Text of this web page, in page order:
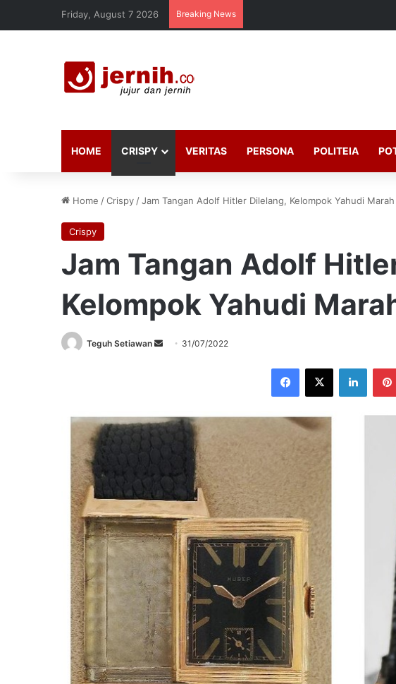
Friday, August 7 2026 Breaking News
HOME CRISPY VERITAS PERSONA POLITEIA
Home /Crispy /Jam Tangan Adolf Hitler Dilelang, Kelompok Yahudi Marah
Crispy
Jam Tangan Adolf
Kelompok Yahudi
Teguh Setiawan
Send 31/07/2022
Facebook
X